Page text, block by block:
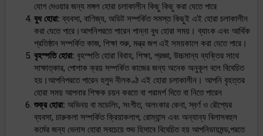
যোগ দেওয়ার জন্য মঙ্গল হোরা চলাকালীন কিছু কিছু করা যেতে পারে
বুধ হোরা: ব্যবসা, বাণিজ্য, অডিট সম্পর্কিত সমস্ত কিছুই এই হোরা চলাকালীন
করা যেতে পারে।আপনিপরতে পারেন পান্না বুধ হোরা সময়। ব্যাংক এবং আর্থিক
প্রতিষ্ঠান সম্পর্কিত কাজ, শিক্ষা শুরু, মন্ত্র জপ এই সময়কালে করা যেতে পারে।
বৃহস্পতি হোরা: বৃহস্পতি হোরা বিবাহ, শিক্ষা, প্রজ্ঞা, উচ্চমান্য ব্যক্তির সাথে
সাক্ষাত্কার, পোশাক ক্রয় সম্পর্কিত কাজের জন্য অনেক অনুকূল বলে বিবেচিত
হয়।আপনিপরতে পারেন হলুদ নীলকণ্ঠ এই হোরা চলাকালীন। আপনি বৃহত্তর
হোরা সময় আপনার শিক্ষক চয়ন করতে বা পরামর্শ দিতে বা নিতে পারেন
শুক্র হোরা: অভিনয় বা মডেলিং, সংগীত, অলংকার কেনা, স্বর্ণ ও রৌপ্যের
ব্যবসা, চারুকলা সম্পর্কিত ক্রিয়াকলাপ, রোম্যান্স এবং অন্যান্য বিলাসবহুল
কর্মের জন্য ভেনাস হোরা সবচেয়ে শুভ হিসাবে বিবেচিত হয় আপনিডায়মন্ড,পরতে